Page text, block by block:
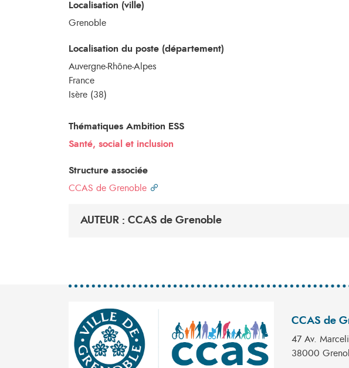
Localisation (ville)
Grenoble
Localisation du poste (département)
Auvergne-Rhône-Alpes
France
Isère (38)
Thématiques Ambition ESS
Santé, social et inclusion
Structure associée
CCAS de Grenoble
AUTEUR : CCAS de Grenoble
CCAS de
47 Av.
38000